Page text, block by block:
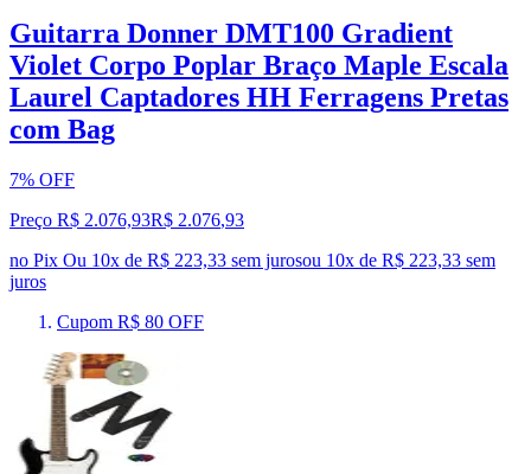
Guitarra Donner DMT100 Gradient
Violet Corpo Poplar Braço Maple Escala
Laurel Captadores HH Ferragens Pretas
com Bag
7% OFF
Preço R$ 2.076,93R$ 2.076,93
no Pix Ou 10x de R$ 223,33 sem jurosou 10x de R$ 223,33 sem
juros
Cupom R$ 80 OFF